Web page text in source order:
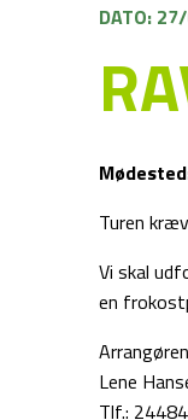
DATO:
Turen
Vi skal
en
Lene
Tlf.: